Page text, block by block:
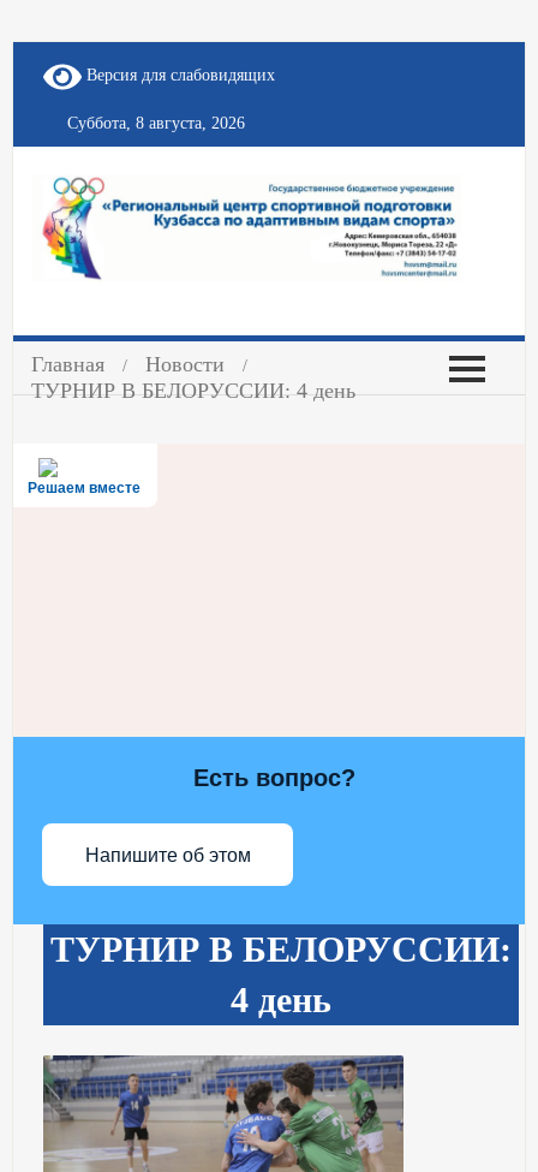
Версия для слабовидящих
Суббота, 8 августа, 2026
Главная
Новости
ТУРНИР В БЕЛОРУССИИ: 4 день
Решаем вместе
Есть вопрос?
Напишите об этом
ТУРНИР В БЕЛОРУССИИ:
4 день